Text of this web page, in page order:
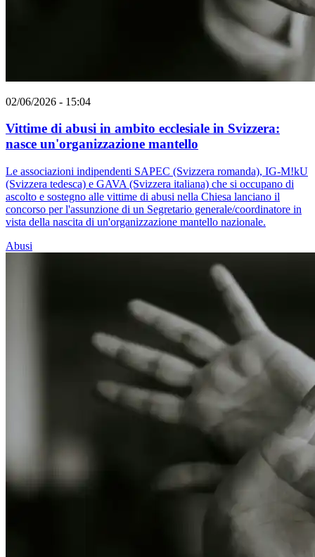
02/06/2026 - 15:04
Vittime di abusi in ambito ecclesiale in Svizzera:
nasce un'organizzazione mantello
Le associazioni indipendenti SAPEC (Svizzera romanda), IG-M!kU
(Svizzera tedesca) e GAVA (Svizzera italiana) che si occupano di
ascolto e sostegno alle vittime di abusi nella Chiesa lanciano il
concorso per l'assunzione di un Segretario generale/coordinatore in
vista della nascita di un'organizzazione mantello nazionale.
Abusi